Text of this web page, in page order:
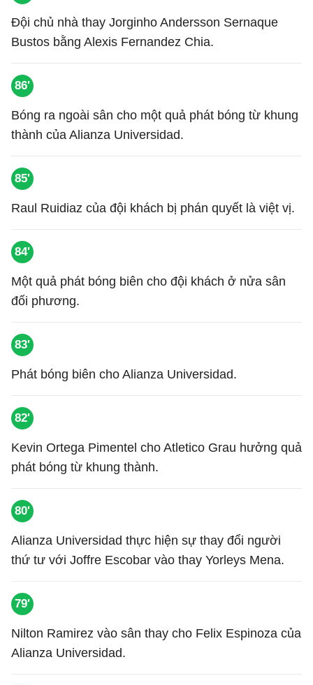
Đội chủ nhà thay Jorginho Andersson Sernaque
Bustos bằng Alexis Fernandez Chia.
86'
Bóng ra ngoài sân cho một quả phát bóng từ khung
thành của Alianza Universidad.
85'
Raul Ruidiaz của đội khách bị phán quyết là việt vị.
84'
Một quả phát bóng biên cho đội khách ở nửa sân
đối phương.
83'
Phát bóng biên cho Alianza Universidad.
82'
Kevin Ortega Pimentel cho Atletico Grau hưởng quả
phát bóng từ khung thành.
80'
Alianza Universidad thực hiện sự thay đổi người
thứ tư với Joffre Escobar vào thay Yorleys Mena.
79'
Nilton Ramirez vào sân thay cho Felix Espinoza của
Alianza Universidad.